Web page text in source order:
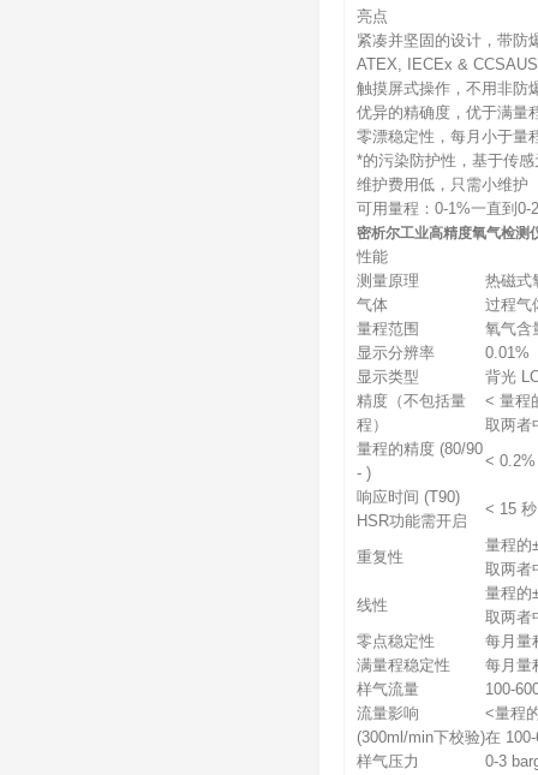
亮点
紧凑并坚固的设计，带防
ATEX, IECEx &
触摸屏式操作，不用非防
优异的精确度，优于满量
零漂稳定性，每月小于量
*的污染防护性，基于传
维护费用低，只需小维护
可用量程：0-1%一直到0-
密析尔工业高精度氧气检测
性能
测量原理
热磁式
气体
过程气
量程范围
氧气含
显示分辨率
0.01%
显示类型
背光
精度（不包括量
程）
< 量程
取两者
量程的精度 (80/90
- )
<
响应时间 (T90)
HSR功能需开启
< 15 秒
重复性
量程的
取两者
线性
量程的
取两者
零点稳定性
每月量
满量程稳定性
每月量
样气流量
100-
流量影响
(300ml/min下校验)
<量程
在
样气压力
0-3